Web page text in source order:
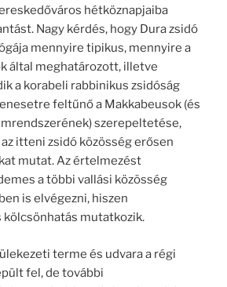
hétköznapjaiba
Nagy kérdés, hogy Dura zsidó
mennyire tipikus, mennyire a
által meghatározott, illetve
a korabeli rabbinikus zsidóság
feltűnő a Makkabeusok (és
szerepeltetése,
itteni zsidó közösség erősen
mutat. Az értelmezést
a többi vallási közösség
is elvégezni, hiszen
kölcsönhatás mutatkozik.
terme és udvara a régi
fel, de további